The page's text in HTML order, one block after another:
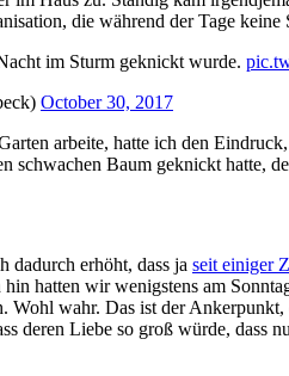
die während der Tage
im Sturm geknickt wurde.
October 30, 2017
arbeite, hatte ich den
schwachen Baum geknickt hatte,
dadurch erhöht, dass ja seit einiger
hatten wir wenigstens am
Wohl wahr. Das ist der
deren Liebe so groß würde,